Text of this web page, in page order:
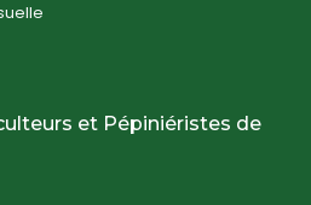
et Pépiniéristes de